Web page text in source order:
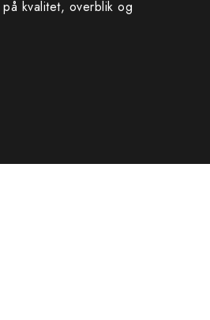
kvalitet, overblik og